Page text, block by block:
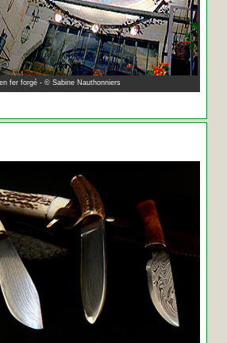
fer forgé - © Sabine Nauthonniers